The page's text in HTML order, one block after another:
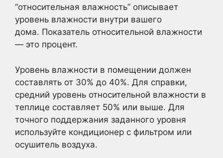
“относительная влажность” описывает
уровень влажности внутри вашего
дома. Показатель относительной влажности
— это процент.
Уровень влажности в помещении должен
составлять от 30% до 40%. Для справки,
средний уровень относительной влажности в
теплице составляет 50% или выше. Для
точного поддержания заданного уровня
используйте кондиционер с фильтром или
осушитель воздуха.